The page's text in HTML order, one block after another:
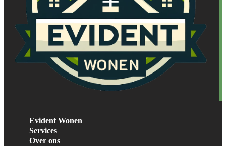
Evident Wonen
Services
Over ons